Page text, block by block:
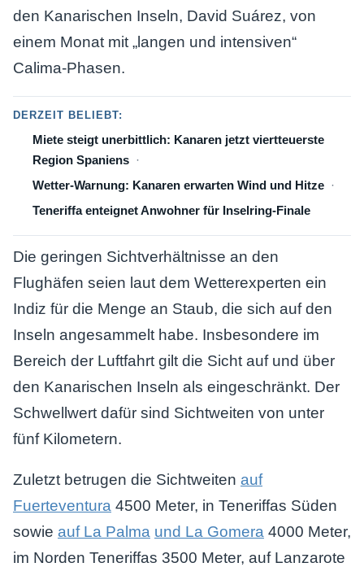
den Kanarischen Inseln, David Suárez, von
einem Monat mit „langen und intensiven“
Calima-Phasen.
DERZEIT BELIEBT:
Miete steigt unerbittlich: Kanaren jetzt viertteuerste
Region Spaniens
Wetter-Warnung: Kanaren erwarten Wind und Hitze
Teneriffa enteignet Anwohner für Inselring-Finale
Die geringen Sichtverhältnisse an den
Flughäfen seien laut dem Wetterexperten ein
Indiz für die Menge an Staub, die sich auf den
Inseln angesammelt habe. Insbesondere im
Bereich der Luftfahrt gilt die Sicht auf und über
den Kanarischen Inseln als eingeschränkt. Der
Schwellwert dafür sind Sichtweiten von unter
fünf Kilometern.
Zuletzt betrugen die Sichtweiten auf
Fuerteventura 4500 Meter, in Teneriffas Süden
sowie auf La Palma und La Gomera 4000 Meter,
im Norden Teneriffas 3500 Meter, auf Lanzarote